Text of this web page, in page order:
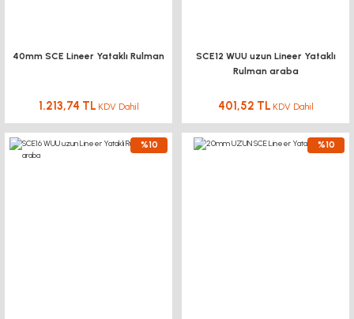
40mm SCE Lineer Yataklı Rulman
1.213,74 TL KDV Dahil
SCE12 WUU uzun Lineer Yataklı
Rulman araba
401,52 TL KDV Dahil
%10 %10